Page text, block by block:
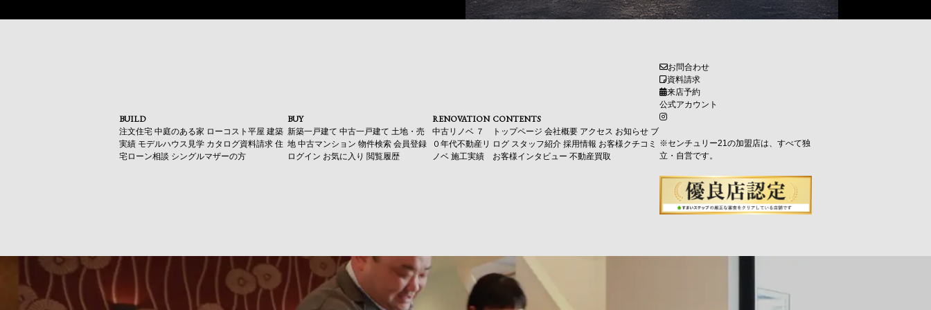
BUILD
注文住宅 中庭のある家 ローコスト平屋 建築
実績 モデルハウス見学 カタログ資料請求 住
宅ローン相談 シングルマザーの方
BUY
新築一戸建て 中古一戸建て 土地・売
地 中古マンション 物件検索 会員登録
ログイン お気に入り 閲覧履歴
RENOVATION
中古リノベ ７
０年代不動産リ
ノベ 施工実績
CONTENTS
トップページ 会社概要 アクセス お知らせ ブ
ログ スタッフ紹介 採用情報 お客様クチコミ
お客様インタビュー 不動産買取
お問合わせ
資料請求
来店予約
公式アカウント
※センチュリー21の加盟店は、すべて独
立・自営です。